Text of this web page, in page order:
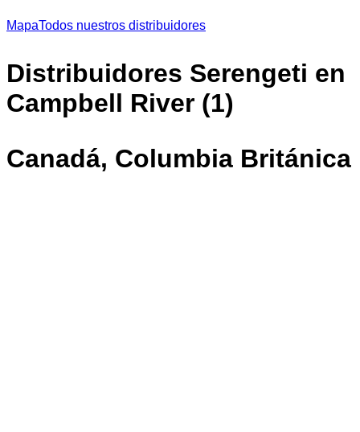
MapaTodos nuestros distribuidores
Distribuidores Serengeti en
Campbell River (1)
Canadá, Columbia Británica